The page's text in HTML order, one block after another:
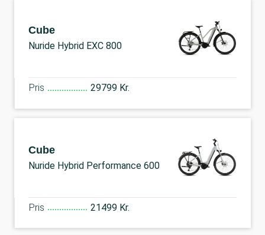
Cube
Nuride Hybrid EXC 800
Pris 29799 Kr.
Cube
Nuride Hybrid Performance 600
Pris 21499 Kr.